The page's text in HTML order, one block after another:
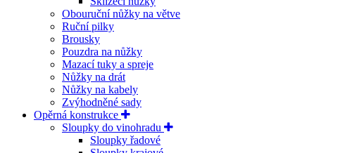
Obouruční nůžky na větve
Ruční pilky
Brousky
Pouzdra na nůžky
Mazací tuky a spreje
Nůžky na drát
Nůžky na kabely
Zvýhodněné sady
Opěrná konstrukce
Sloupky do vinohradu
Sloupky řadové